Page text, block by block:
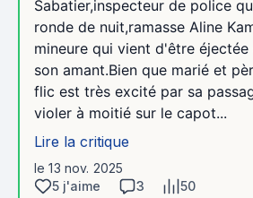
Sabatier,inspecteur de police
ronde de nuit,ramasse Aline
mineure qui vient d'être
son amant.Bien que marié et
flic est très excité par sa
violer à moitié sur le capot...
Lire la critique
le 13 nov. 2025
5 j'aime
3 50